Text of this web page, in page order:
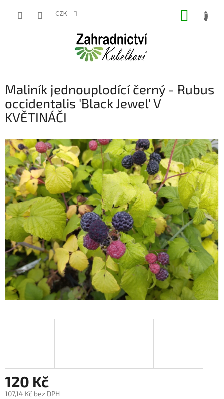
CZK
Maliník jednouplodící černý - Rubus
occidentalis 'Black Jewel' V
KVĚTINÁČI
120 Kč
107,14 Kč bez DPH